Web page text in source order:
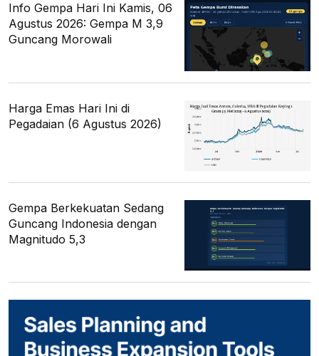
Info Gempa Hari Ini Kamis, 06
Agustus 2026: Gempa M 3,9
Guncang Morowali
Harga Emas Hari Ini di
Pegadaian (6 Agustus 2026)
Gempa Berkekuatan Sedang
Guncang Indonesia dengan
Magnitudo 5,3